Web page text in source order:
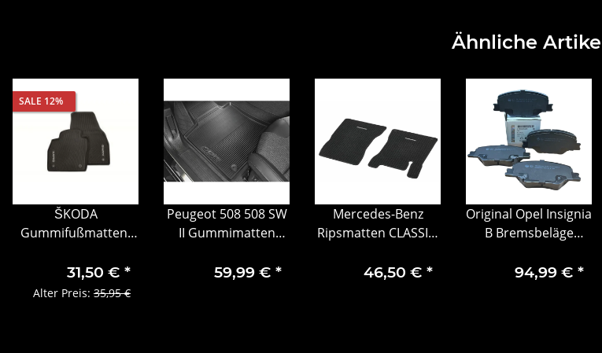
Ähnliche
SALE 12%
ŠKODA
Gummifußmatten-
vorn
31,50 € *
Alter Preis: 35,95 €
Peugeot 508 508 SW
II Gummimatten
1690515180
59,99 € *
Mercedes-Benz
Ripsmatten CLASSIC,
2-teilig
46,50 € *
Original Opel Insignia
B Bremsbeläge
vorne 1680880280
94,99 € *